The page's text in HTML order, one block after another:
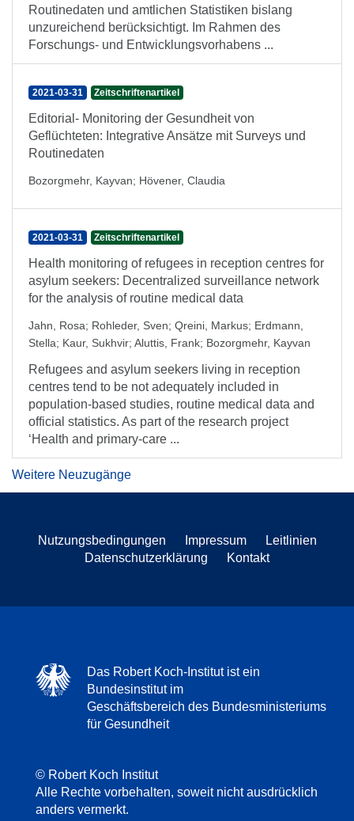
Routinedaten und amtlichen Statistiken bislang
unzureichend berücksichtigt. Im Rahmen des
Forschungs- und Entwicklungsvorhabens ...
2021-03-31 Zeitschriftenartikel
Editorial- Monitoring der Gesundheit von
Geflüchteten: Integrative Ansätze mit Surveys und
Routinedaten
Bozorgmehr, Kayvan; Hövener, Claudia
2021-03-31 Zeitschriftenartikel
Health monitoring of refugees in reception centres for
asylum seekers: Decentralized surveillance network
for the analysis of routine medical data
Jahn, Rosa; Rohleder, Sven; Qreini, Markus; Erdmann,
Stella; Kaur, Sukhvir; Aluttis, Frank; Bozorgmehr, Kayvan
Refugees and asylum seekers living in reception
centres tend to be not adequately included in
population-based studies, routine medical data and
official statistics. As part of the research project
‘Health and primary-care ...
Weitere Neuzugänge
Nutzungsbedingungen Impressum
Leitlinien
Datenschutzerklärung
Kontakt
Das Robert Koch-Institut ist ein
Bundesinstitut im
Geschäftsbereich des Bundesministeriums
für Gesundheit
© Robert Koch Institut
Alle Rechte vorbehalten, soweit nicht ausdrücklich
anders vermerkt.